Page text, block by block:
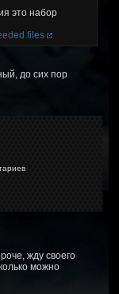
это набор
до сих пор
жду своего
можно